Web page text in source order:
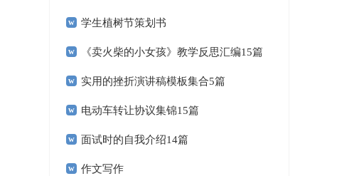
学生植树节策划书
《卖火柴的小女孩》教学反思汇编15篇
实用的挫折演讲稿模板集合5篇
电动车转让协议集锦15篇
面试时的自我介绍14篇
作文写作